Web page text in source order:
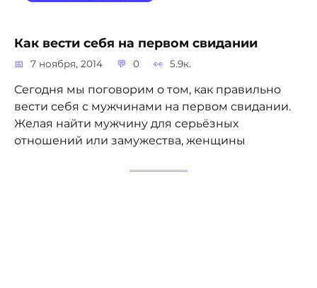
Как вести себя на первом свидании
7 ноября, 2014 0 5.9к.
Сегодня мы поговорим о том, как правильно
вести себя с мужчинами на первом свидании.
Желая найти мужчину для серьёзных
отношений или замужества, женщины